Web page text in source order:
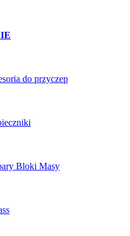
do przyczep
Bloki Masy